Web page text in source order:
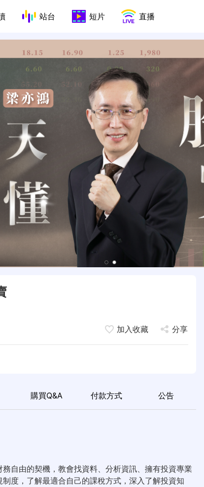
站台 短片 直播
加入收藏 分享
購買Q&A 付款方式 公告
自由的契機，教會找資料、分析資訊、擁有投資專業
度，了解最適合自己的課稅方式，深入了解投資知